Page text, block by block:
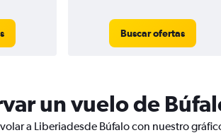
Buscar ofertas
un vuelo de
a Liberiadesde Búfalo con nuestro